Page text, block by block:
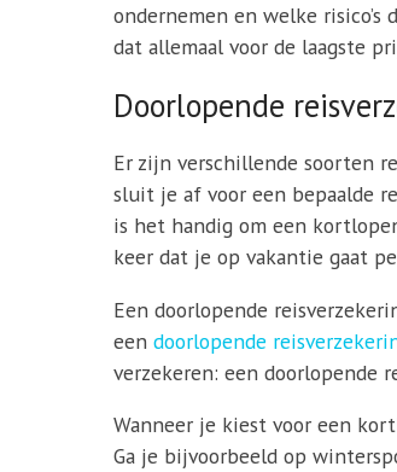
ondernemen en welke
dat allemaal voor de laagste
Doorlopende
Er zijn verschillende soorten
sluit je af voor een bepaalde
is het handig om een
keer dat je op vakantie gaat
Een doorlopende
eendoorlopende
verzekeren: een doorlopende
Wanneer je kiest voor een
Ga je bijvoorbeeld op